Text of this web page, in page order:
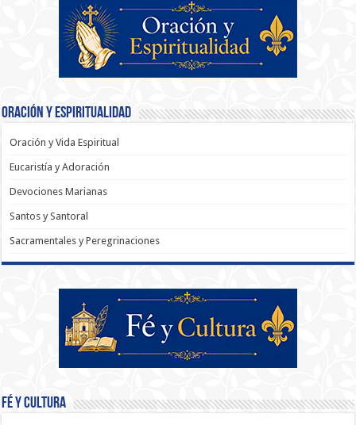
Oración y Espiritualidad
Oración y Vida Espiritual
Eucaristía y Adoración
Devociones Marianas
Santos y Santoral
Sacramentales y Peregrinaciones
Fé y Cultura